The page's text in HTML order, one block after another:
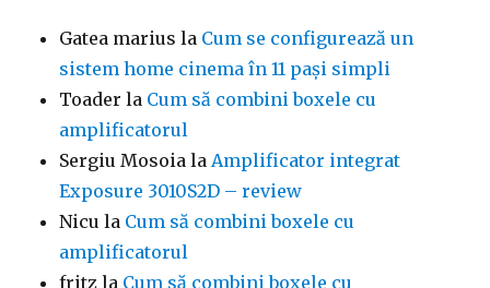
Gatea marius la Cum se configurează un
sistem home cinema în 11 pași simpli
Toader la Cum să combini boxele cu
amplificatorul
Sergiu Mosoia laAmplificator integrat
Exposure 3010S2D – review
Nicu la Cum să combini boxele cu
amplificatorul
fritz la Cum să combini boxele cu